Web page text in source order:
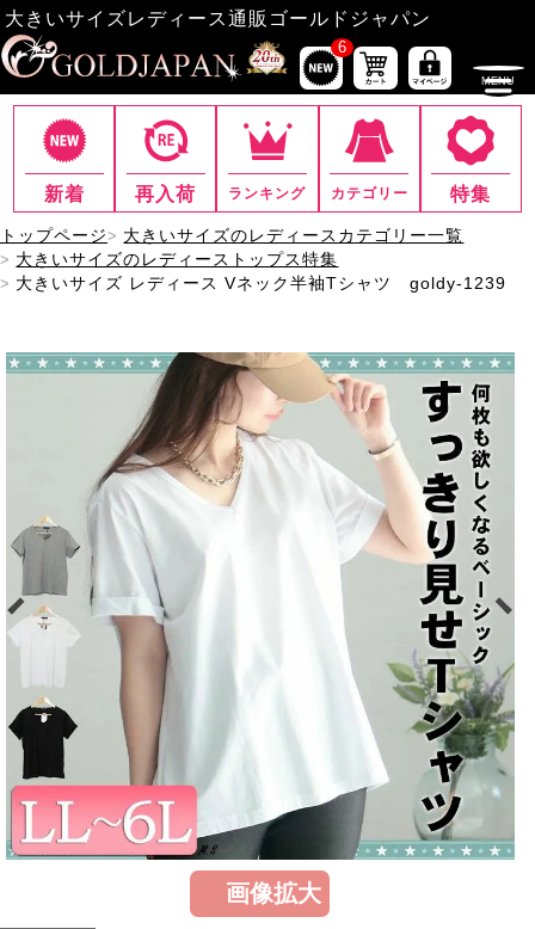
大きいサイズレディース通販ゴールドジャパン
6
新着 再入荷 ランキング カテゴリー 特集
トップページ
大きいサイズのレディースカテゴリー一覧
大きいサイズのレディーストップス特集
大きいサイズ レディース Vネック半袖Tシャツ goldy-1239
画像拡大